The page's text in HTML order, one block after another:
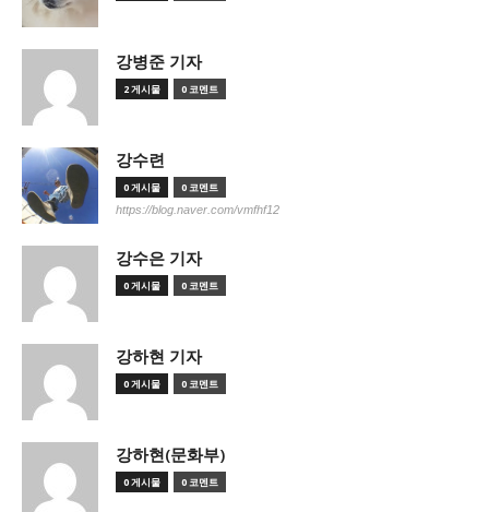
강병준 기자
2 게시물 0 코멘트
강수련
0 게시물 0 코멘트
https://blog.naver.com/vmfhf12
강수은 기자
0 게시물 0 코멘트
강하현 기자
0 게시물 0 코멘트
강하현(문화부)
0 게시물 0 코멘트